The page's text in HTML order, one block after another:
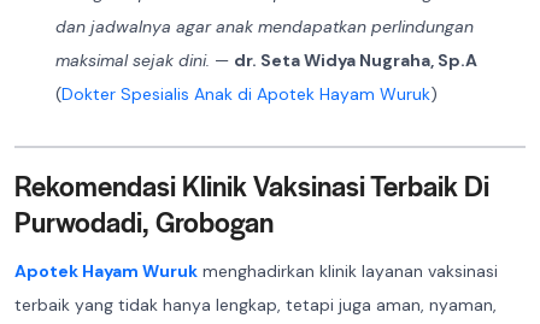
dan jadwalnya agar anak mendapatkan perlindungan
maksimal sejak dini. — dr. Seta Widya Nugraha, Sp.A
(Dokter Spesialis Anak di Apotek Hayam Wuruk)
Rekomendasi Klinik Vaksinasi Terbaik Di
Purwodadi, Grobogan
Apotek Hayam Wuruk menghadirkan klinik layanan vaksinasi
terbaik yang tidak hanya lengkap, tetapi juga aman, nyaman,